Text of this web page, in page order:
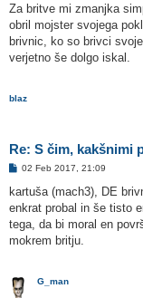
Za britve mi zmanjka
obril mojster svojega
brivnic, ko so brivci
verjetno še dolgo iskal.
blaz
Re: S čim, kakšnimi
O
g
v
o
r
02 Feb 2017, 21:09
kartuša (mach3), DE
enkrat probal in še tisto
tega, da bi moral en
mokrem britju.
G_man